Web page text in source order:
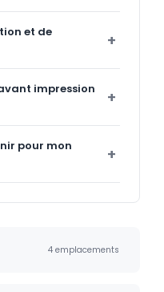
et de
impression
pour mon
4 emplacements